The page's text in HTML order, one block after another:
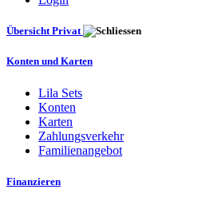
Übersicht Privat
Konten und Karten
Lila Sets
Konten
Karten
Zahlungsverkehr
Familienangebot
Finanzieren